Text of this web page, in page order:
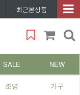
최근본상품
SALE NEW
조명 가구